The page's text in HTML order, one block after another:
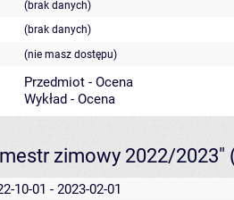
(brak danych)
(brak danych)
(nie masz dostępu)
Przedmiot - Ocena
Wykład - Ocena
zimowy 2022/2023"
10-01 - 2023-02-01